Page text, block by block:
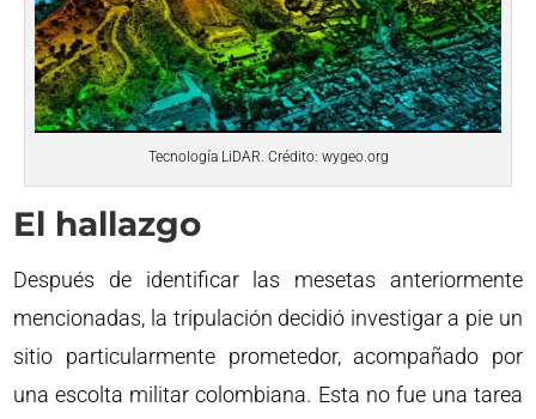
Tecnología LiDAR. Crédito: wygeo.org
El hallazgo
Después de identificar las mesetas anteriormente
mencionadas, la tripulación decidió investigar a pie un
sitio particularmente prometedor, acompañado por
una escolta militar colombiana. Esta no fue una tarea